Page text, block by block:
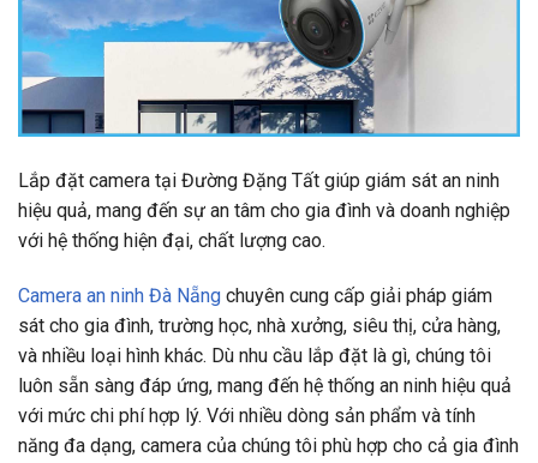
Lắp đặt camera tại Đường Đặng Tất giúp giám sát an ninh
hiệu quả, mang đến sự an tâm cho gia đình và doanh nghiệp
với hệ thống hiện đại, chất lượng cao.
Camera an ninh Đà Nẵng chuyên cung cấp giải pháp giám
sát cho gia đình, trường học, nhà xưởng, siêu thị, cửa hàng,
và nhiều loại hình khác. Dù nhu cầu lắp đặt là gì, chúng tôi
luôn sẵn sàng đáp ứng, mang đến hệ thống an ninh hiệu quả
với mức chi phí hợp lý. Với nhiều dòng sản phẩm và tính
năng đa dạng, camera của chúng tôi phù hợp cho cả gia đình